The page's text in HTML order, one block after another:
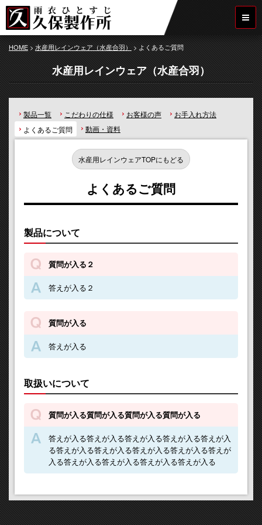
HOME>水産用レインウェア（水産合羽）>よくあるご質問
水産用レインウェア（水産合羽）
製品一覧 こだわりの仕様 お客様の声
お手入れ方法
よくあるご質問
動画・資料
水産用レインウェアTOPにもどる
よくあるご質問
製品について
質問が入る２
答えが入る２
質問が入る
答えが入る
取扱いについて
質問が入る質問が入る質問が入る質問が入る
答えが入る答えが入る答えが入る答えが入る答えが入
る答えが入る答えが入る答えが入る答えが入る答えが
入る答えが入る答えが入る答えが入る答えが入る